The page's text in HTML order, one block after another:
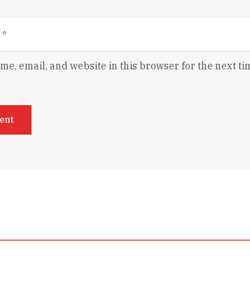
email, and website in this browser for the next